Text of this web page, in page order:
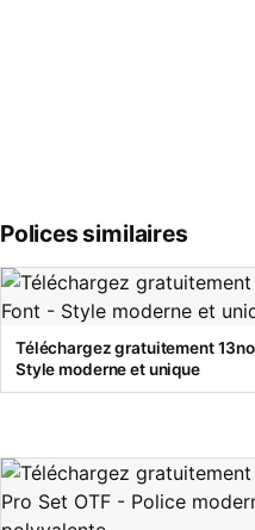
Polices similaires
Téléchargez gratuitement
Style moderne et unique